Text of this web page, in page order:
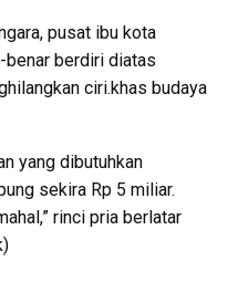
pusat ibu kota
benar berdiri diatas
ciri.khas budaya
yang dibutuhkan
sekira Rp 5 miliar.
rinci pria berlatar